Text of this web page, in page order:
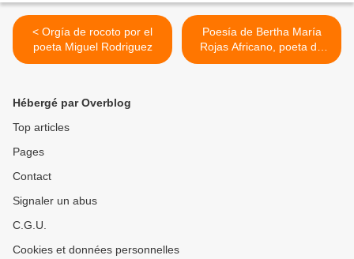
< Orgía de rocoto por el
poeta Miguel Rodriguez
Poesía de Bertha María
Rojas Africano, poeta de
Sogamoso >
Hébergé par Overblog
Top articles
Pages
Contact
Signaler un abus
C.G.U.
Cookies et données personnelles